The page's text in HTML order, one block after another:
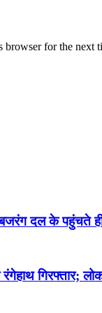
browser for the next
दल के पहुंचते ही
रंगेहाथ गिरफ्तार;